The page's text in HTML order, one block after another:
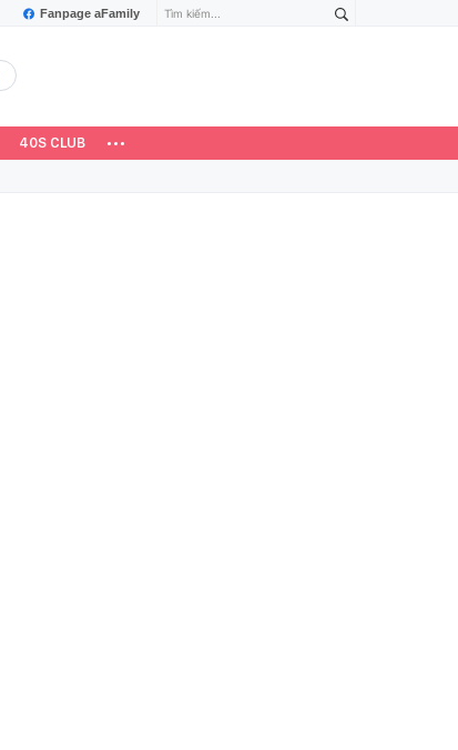
Fanpage aFamily
40S CLUB